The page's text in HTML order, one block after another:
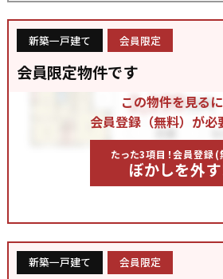
新築一戸建て 会員限定
会員限定物件です
この物件を見る
会員登録（無料）が必
たった3項目！会員登録(
ぼかしを外す
新築一戸建て 会員限定